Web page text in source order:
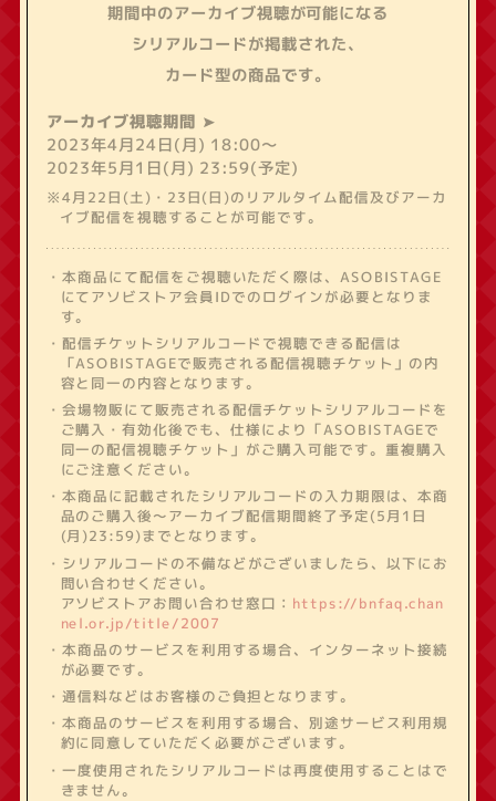
期間中のアーカイブ視聴が可能になる
シリアルコードが掲載された、
カード型の商品です。
アーカイブ視聴期間
2023年4月24日(月) 18:00～
2023年5月1日(月) 23:59(予定)
※4月22日(土)・23日(日)のリアルタイム配信及びアーカ
イブ配信を視聴することが可能です。
・本商品にて配信をご視聴いただく際は、ASOBISTAGE
にてアソビストア会員IDでのログインが必要となりま
す。
・配信チケットシリアルコードで視聴できる配信は
「ASOBISTAGEで販売される配信視聴チケット」の内
容と同一の内容となります。
・会場物販にて販売される配信チケットシリアルコードを
ご購入・有効化後でも、仕様により「ASOBISTAGEで
同一の配信視聴チケット」がご購入可能です。重複購入
にご注意ください。
・本商品に記載されたシリアルコードの入力期限は、本商
品のご購入後～アーカイブ配信期間終了予定(5月1日
(月)23:59)までとなります。
・シリアルコードの不備などがございましたら、以下にお
問い合わせください。
アソビストアお問い合わせ窓口： https://bnfaq.chan
nel.or.jp/title/2007
・本商品のサービスを利用する場合、インターネット接続
が必要です。
・通信料などはお客様のご負担となります。
・本商品のサービスを利用する場合、別途サービス利用規
約に同意していただく必要がございます。
・一度使用されたシリアルコードは再度使用することはで
きません。